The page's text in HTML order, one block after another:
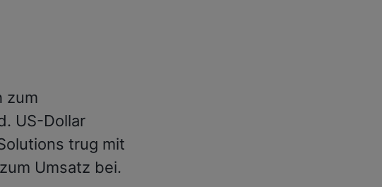
zum
US-Dollar
trug mit
Umsatz bei.